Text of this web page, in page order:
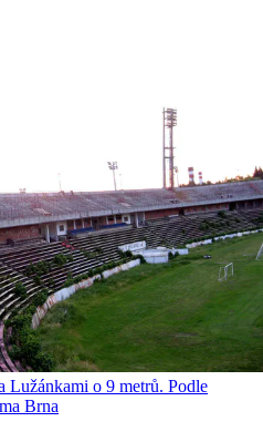
Lužánkami o 9 metrů. Podle
Brna